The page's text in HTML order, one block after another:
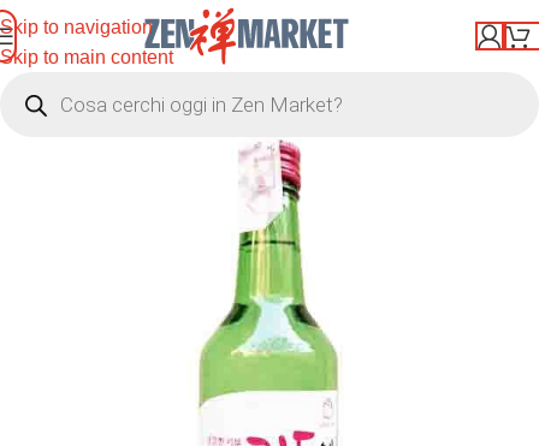
Skip to navigation
Skip to main content